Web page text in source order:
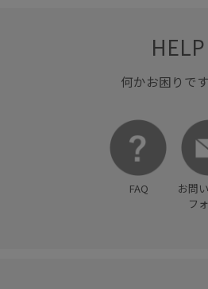
HELP
何かお困りで
FAQ
お問
フ